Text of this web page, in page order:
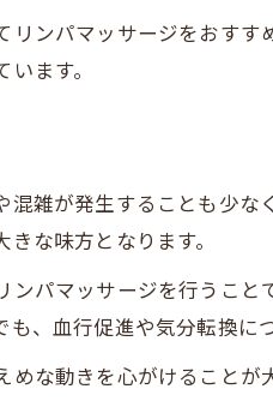
考えるリラックス法
つリンパケアの方法
れる体の変化とは
るリンパマッサージ効果
た体の変化と実例紹介
に役立つ理由を解説
める施術後の過ごし方
の変化とその対策
ンパマッサージをおす
ます。
雑が発生することも少
な味方となります。
パマッサージを行うこと
、血行促進や気分転換に
な動きを心がけること